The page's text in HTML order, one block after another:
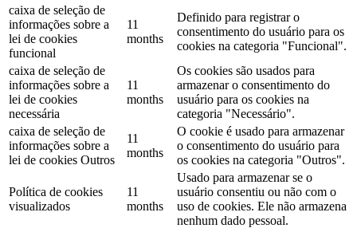
caixa de seleção de
informações sobre a
lei de cookies
funcional
11
months
Definido para registrar o
consentimento do usuário para os
cookies na categoria "Funcional".
caixa de seleção de
informações sobre a
lei de cookies
necessária
11
months
Os cookies são usados ​​para
armazenar o consentimento do
usuário para os cookies na
categoria "Necessário".
caixa de seleção de
informações sobre a
lei de cookies Outros
11
months
O cookie é usado para armazenar
o consentimento do usuário para
os cookies na categoria "Outros".
Política de cookies
visualizados
11
months
Usado para armazenar se o
usuário consentiu ou não com o
uso de cookies. Ele não armazena
nenhum dado pessoal.